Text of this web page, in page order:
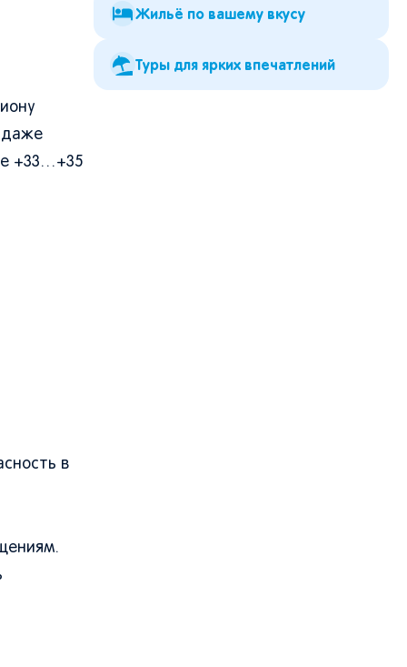
даже
+33…+35
в
Жильё по вашему вкусу
Туры для ярких впечатлений